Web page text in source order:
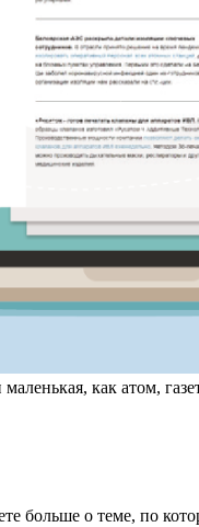
маленькая, как атом,
больше о теме, по